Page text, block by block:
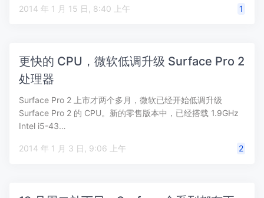
2014 年 1 月 15 日, 8:40 上午 1
更快的 CPU，微软低调升级 Surface Pro 2
处理器
Surface Pro 2 上市才两个多月，微软已经开始低调升级
Surface Pro 2 的 CPU。新的零售版本中，已经搭载 1.9GHz
Intel i5-43…
2014 年 1 月 3 日, 9:06 上午 2